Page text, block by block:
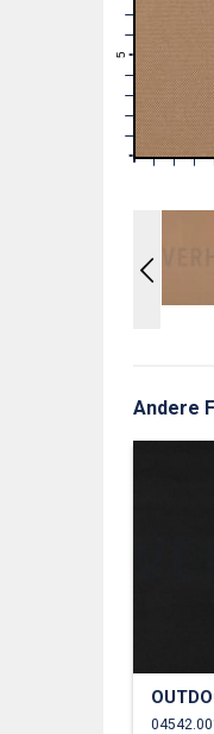
0
1
1 2 3
Andere